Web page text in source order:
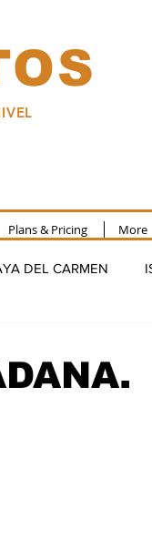
Plans & Pricing More
DEL CARMEN